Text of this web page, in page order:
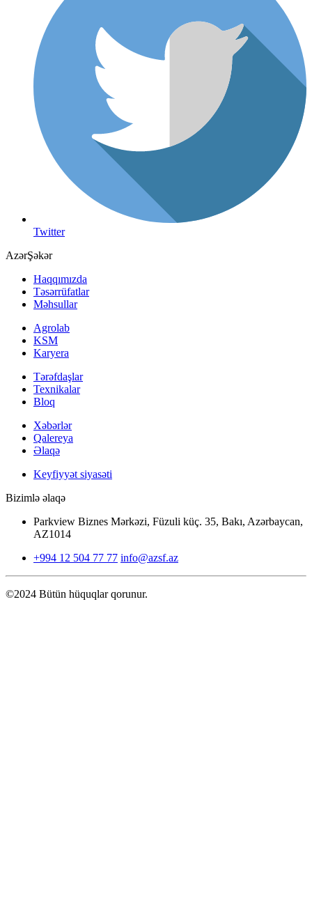
Twitter
AzərŞəkər
Haqqımızda
Təsərrüfatlar
Məhsullar
Agrolab
KSM
Karyera
Tərəfdaşlar
Texnikalar
Bloq
Xəbərlər
Qalereya
Əlaqə
Keyfiyyət siyasəti
Bizimlə əlaqə
Parkview Biznes Mərkəzi, Füzuli küç. 35, Bakı, Azərbaycan,
AZ1014
+994 12 504 77 77 info@azsf.az
©2024 Bütün hüquqlar qorunur.